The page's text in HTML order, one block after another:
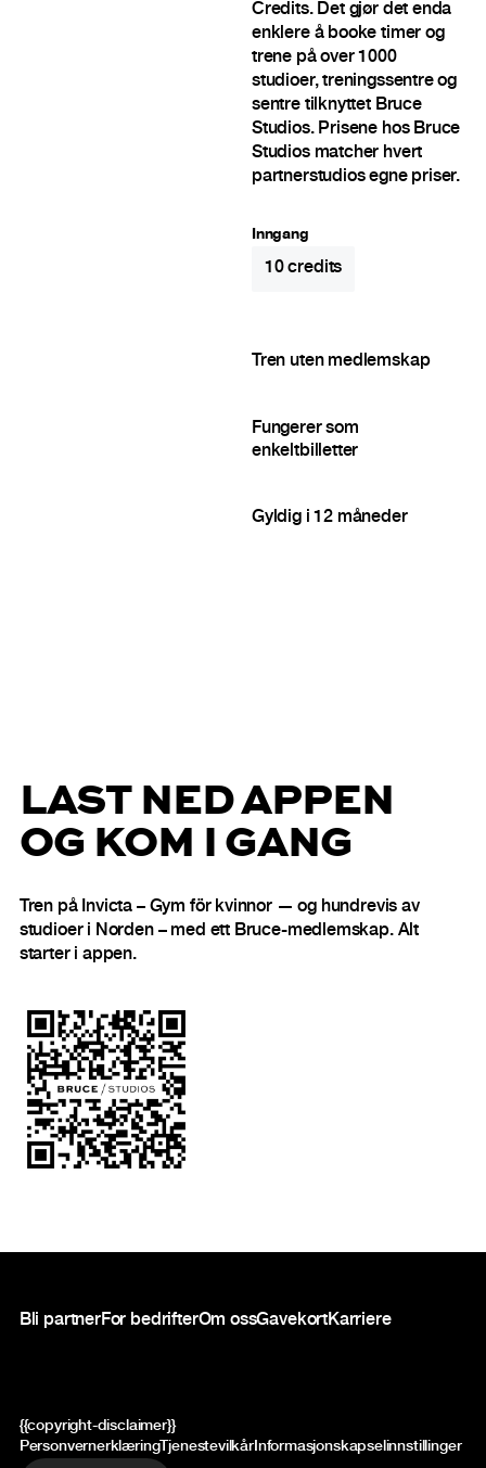
Credits. Det gjør det enda
enklere å booke timer og
trene på over 1000
studioer, treningssentre og
sentre tilknyttet Bruce
Studios. Prisene hos Bruce
Studios matcher hvert
partnerstudios egne priser.
Inngang
10credits
Tren uten medlemskap
Fungerer som
enkeltbilletter
Gyldig i 12 måneder
LAST NED APPEN
OG KOM I GANG
Tren på Invicta – Gym för kvinnor — og hundrevis av
studioer i Norden – med ett Bruce-medlemskap. Alt
starter i appen.
Bli partnerFor bedrifterOm ossGavekortKarriere
{{copyright-disclaimer}}
PersonvernerklæringTjenestevilkårInformasjonskapselinnstillinger